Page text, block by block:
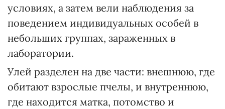
условиях, а затем вели наблюдения за
поведением индивидуальных особей в
небольших группах, зараженных в
лаборатории.
Улей разделен на две части: внешнюю, где
обитают взрослые пчелы, и внутреннюю,
где находится матка, потомство и